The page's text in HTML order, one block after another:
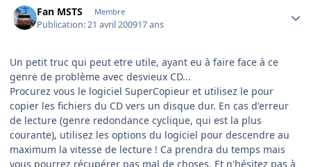
Fan MSTS Membre
Publication:21 avril 200917 ans
Un petit truc qui peut etre utile, ayant eu à faire face à ce
genre de problème avec desvieux CD...
Procurez vous le logiciel SuperCopieur et utilisez le pour
copier les fichiers du CD vers un disque dur. En cas d'erreur
de lecture (genre redondance cyclique, qui est la plus
courante), utilisez les options du logiciel pour descendre au
maximum la vitesse de lecture ! Ca prendra du temps mais
vous pourrez récupérer pas mal de choses. Et n'hésitez pas à